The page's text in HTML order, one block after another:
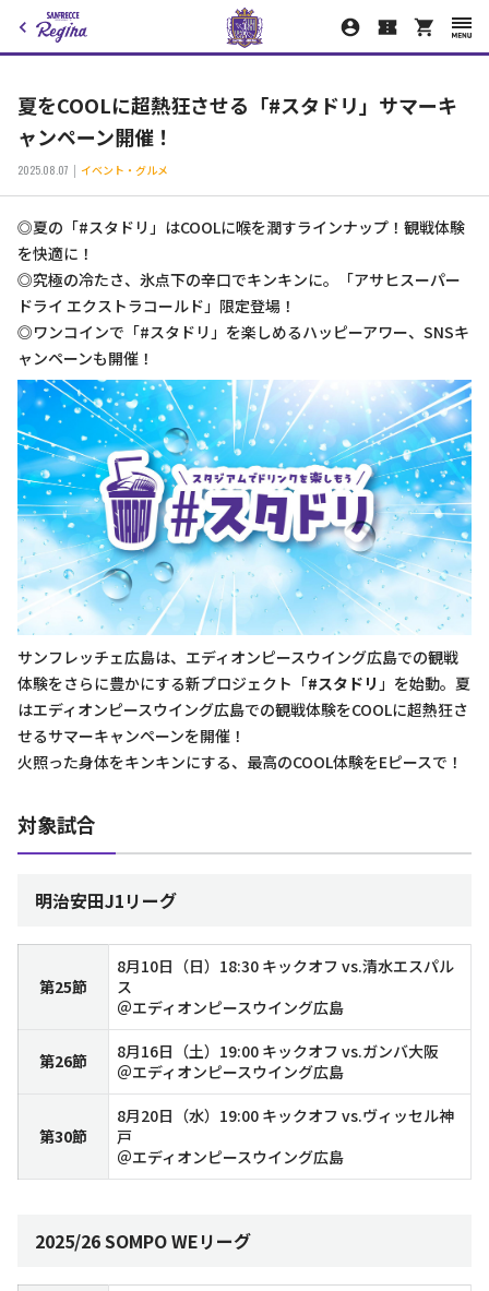
夏をCOOLに超熱狂させる「#スタドリ」サマーキ
ャンペーン開催！
2025.08.07 イベント・グルメ
◎夏の「#スタドリ」はCOOLに喉を潤すラインナップ！観戦体験
を快適に！
◎究極の冷たさ、氷点下の辛口でキンキンに。「アサヒスーパー
ドライ エクストラコールド」限定登場！
◎ワンコインで「#スタドリ」を楽しめるハッピーアワー、SNSキ
ャンペーンも開催！
サンフレッチェ広島は、エディオンピースウイング広島での観戦
体験をさらに豊かにする新プロジェクト「#スタドリ 」を始動。夏
はエディオンピースウイング広島での観戦体験をCOOLに超熱狂さ
せるサマーキャンペーンを開催！
火照った身体をキンキンにする、最高のCOOL体験をEピースで！
対象試合
明治安田J1リーグ
第25節
8月10日（日）18:30 キックオフ vs.清水エスパル
ス
＠エディオンピースウイング広島
第26節
8月16日（土）19:00 キックオフ vs.ガンバ大阪
＠エディオンピースウイング広島
第30節
8月20日（水）19:00 キックオフ vs.ヴィッセル神
戸
＠エディオンピースウイング広島
2025/26 SOMPO WEリーグ